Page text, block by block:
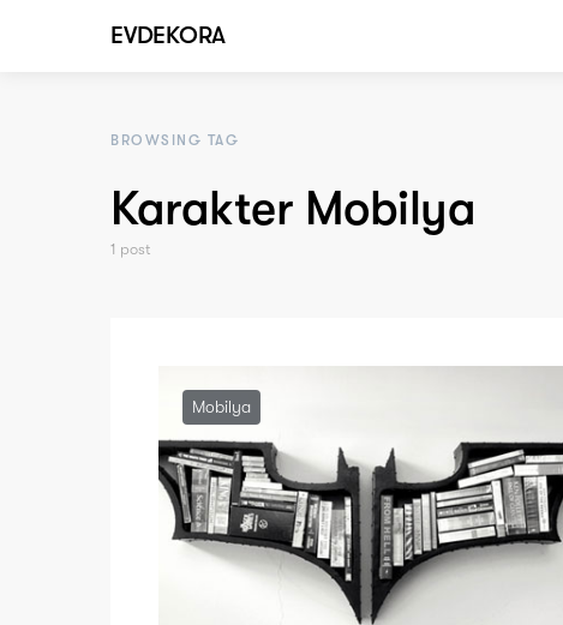
EVDEKORA
BROWSING TAG
Karakter Mobilya
1 post
Mobilya